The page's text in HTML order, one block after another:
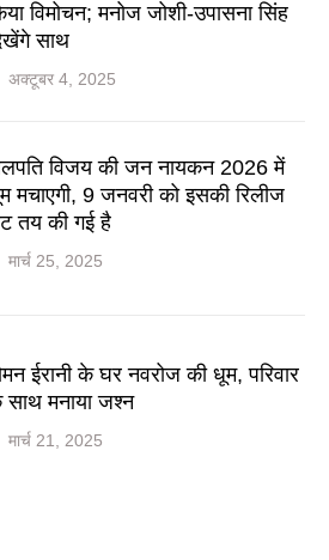
विमोचन; मनोज जोशी-उपासना सिंह
साथ
अक्टूबर 4, 2025
विजय की जन नायकन 2026 में
मचाएगी, 9 जनवरी को इसकी रिलीज
तय की गई है
मार्च 25, 2025
ईरानी के घर नवरोज की धूम, परिवार
मनाया जश्न
मार्च 21, 2025